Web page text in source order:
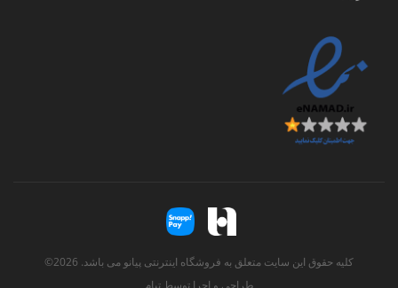
کلیه حقوق این سایت متعلق به فروشگاه اینترنتی پیانو می باشد. 2026©
طراحی و اجرا توسطتیام